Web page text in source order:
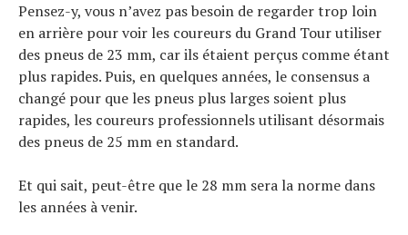
Pensez-y, vous n’avez pas besoin de regarder trop loin
en arrière pour voir les coureurs du Grand Tour utiliser
des pneus de 23 mm, car ils étaient perçus comme étant
plus rapides. Puis, en quelques années, le consensus a
changé pour que les pneus plus larges soient plus
rapides, les coureurs professionnels utilisant désormais
des pneus de 25 mm en standard.
Et qui sait, peut-être que le 28 mm sera la norme dans
les années à venir.